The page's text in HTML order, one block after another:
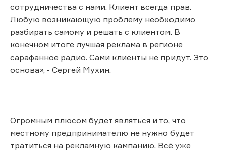
сотрудничества с нами. Клиент всегда прав.
Любую возникающую проблему необходимо
разбирать самому и решать с клиентом. В
конечном итоге лучшая реклама в регионе
сарафанное радио. Сами клиенты не придут. Это
основа», - Сергей Мухин.
Огромным плюсом будет являться и то, что
местному предпринимателю не нужно будет
тратиться на рекламную кампанию. Всё уже